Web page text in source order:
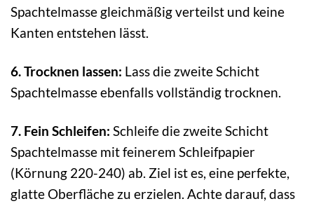
Spachtelmasse gleichmäßig verteilst und keine
Kanten entstehen lässt.
6. Trocknen lassen: Lass die zweite Schicht
Spachtelmasse ebenfalls vollständig trocknen.
7. Fein Schleifen: Schleife die zweite Schicht
Spachtelmasse mit feinerem Schleifpapier
(Körnung 220-240) ab. Ziel ist es, eine perfekte,
glatte Oberfläche zu erzielen. Achte darauf, dass